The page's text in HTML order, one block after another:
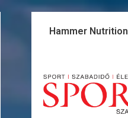
Hammer